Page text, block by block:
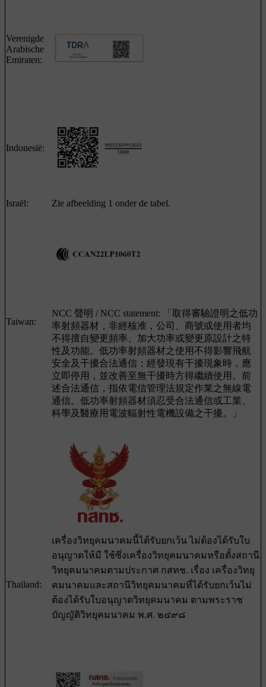
Verenigde
Arabische
Emiraten:
Indonesië:
Israël: Zie afbeelding 1 onder de tabel.
Taiwan:
NCC 聲明 / NCC statement: 「取得審驗證明之低功
率射頻器材，非經核准，公司、商號或使用者均
不得擅自變更頻率、加大功率或變更原設計之特
性及功能。低功率射頻器材之使用不得影響飛航
安全及干擾合法通信；經發現有干擾現象時，應
立即停用，並改善至無干擾時方得繼續使用。前
述合法通信，指依電信管理法規定作業之無線電
通信。低功率射頻器材須忍受合法通信或工業、
科學及醫療用電波輻射性電機設備之干擾。」
Thailand:
เครื่องวิทยุคมนาคมนี้ได้รับยกเว้น ไม่ต้องได้รับใบ
อนุญาตให้มี ใช้ซึ่งเครื่องวิทยุคมนาคมหรือตั้งสถานี
วิทยุคมนาคมตามประกาศ กสทช. เรื่อง เครื่องวิทยุ
คมนาคมและสถานีวิทยุคมนาคมที่ได้รับยกเว้นไม่
ต้องได้รับใบอนุญาตวิทยุคมนาคม ตามพระราช
บัญญัติวิทยุคมนาคม พ.ศ. ๒๔๙๘